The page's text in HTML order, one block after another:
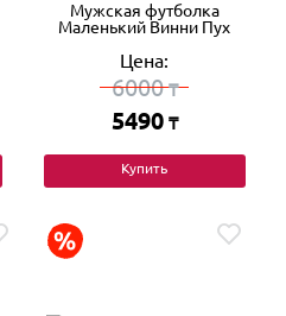
Мужская футболка
Маленький Винни Пух
Цена:
6000₸
5490 ₸
Купить